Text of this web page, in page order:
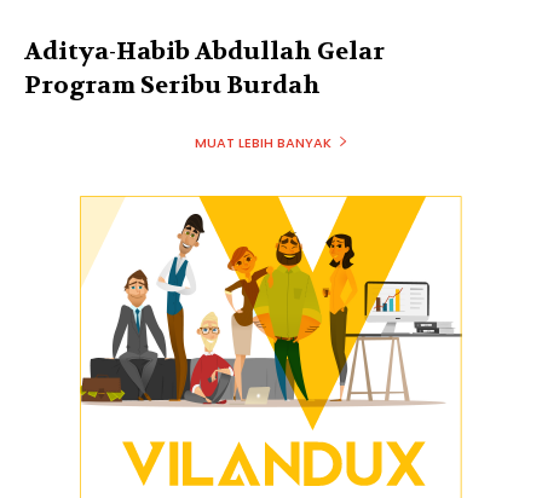
Aditya-Habib Abdullah Gelar
Program Seribu Burdah
MUAT LEBIH BANYAK